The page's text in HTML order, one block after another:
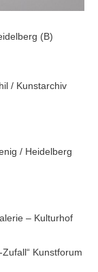
(B)
/ Kunstarchiv
/ Heidelberg
– Kulturhof
Kunstforum